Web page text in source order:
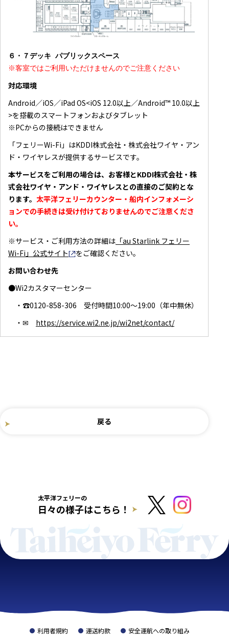
６・ ７デッキ パブリックスペース
※客室ではご利用いただけませんのでご注意ください
対応環境
Android／iOS／iPad OS<iOS 12.0以上／Android™ 10.0以上
>を搭載のスマートフォンおよびタブレット
※PCからの接続はできません
「フェリーWi-Fi」はKDDI株式会社・株式会社ワイヤ・アン
ド・ワイヤレスが提供するサービスです。
本サービスをご利用の場合は、お客様とKDDI株式会社・株
式会社ワイヤ・アンド・ワイヤレスとの直接のご契約とな
ります。 太平洋フェリーカウンター・船内インフォメーシ
ョンでの手続きは受け付けておりませんのでご注意くださ
い。
※サービス・ご利用方法の詳細は 「au Starlink フェリー
Wi-Fi」公式サイト別窓で開きます
をご確認ください。
お問い合わせ先
●Wi2カスタマーセンター
・☎0120-858-306 受付時間10:00～19:00（年中無休）
・✉ https://service.wi2.ne.jp/wi2net/contact/
戻る
太平洋フェリーの
日々の様子はこちら！
利用者規約 運送約款 安全運航への取り組み